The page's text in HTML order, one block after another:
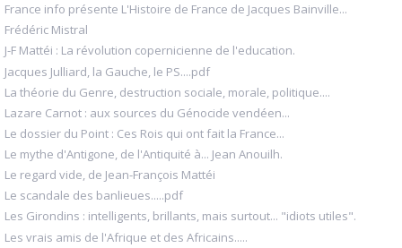
France info présente L'Histoire de France de Jacques Bainville...
Frédéric Mistral
J-F Mattéi : La révolution copernicienne de l'education.
Jacques Julliard, la Gauche, le PS....pdf
La théorie du Genre, destruction sociale, morale, politique....
Lazare Carnot : aux sources du Génocide vendéen...
Le dossier du Point : Ces Rois qui ont fait la France...
Le mythe d'Antigone, de l'Antiquité à... Jean Anouilh.
Le regard vide, de Jean-François Mattéi
Le scandale des banlieues.....pdf
Les Girondins : intelligents, brillants, mais surtout... "idiots utiles".
Les vrais amis de l'Afrique et des Africains.....